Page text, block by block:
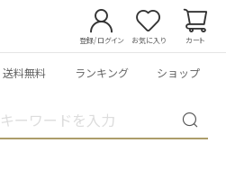
登録/ログイン お気に入り カート
送料無料 ランキング ショップ